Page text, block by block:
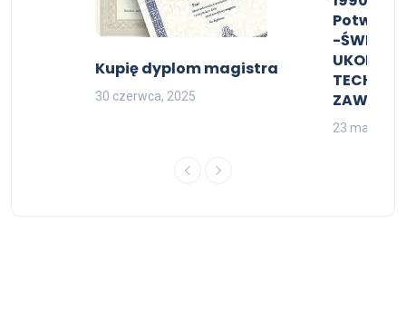
Kupię dyplom magistra
30 czerwca, 2025
-
23 marca,